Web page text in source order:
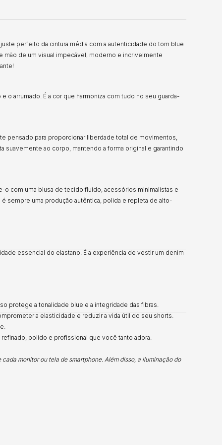
perfeito da cintura média com a autenticidade do tom blue
mão de um visual impecável, moderno e incrivelmente
arrumado. É a cor que harmoniza com tudo no seu guarda-
pensado para proporcionar liberdade total de movimentos,
ao corpo, mantendo a forma original e garantindo
o com uma blusa de tecido fluido, acessórios minimalistas e
é sempre uma produção autêntica, polida e repleta de alto-
essencial do elastano. É a experiência de vestir um denim
protege a tonalidade blue e a integridade das fibras.
a elasticidade e reduzir a vida útil do seu shorts.
polido e profissional que você tanto adora.
monitor ou tela de smartphone. Além disso, a iluminação do